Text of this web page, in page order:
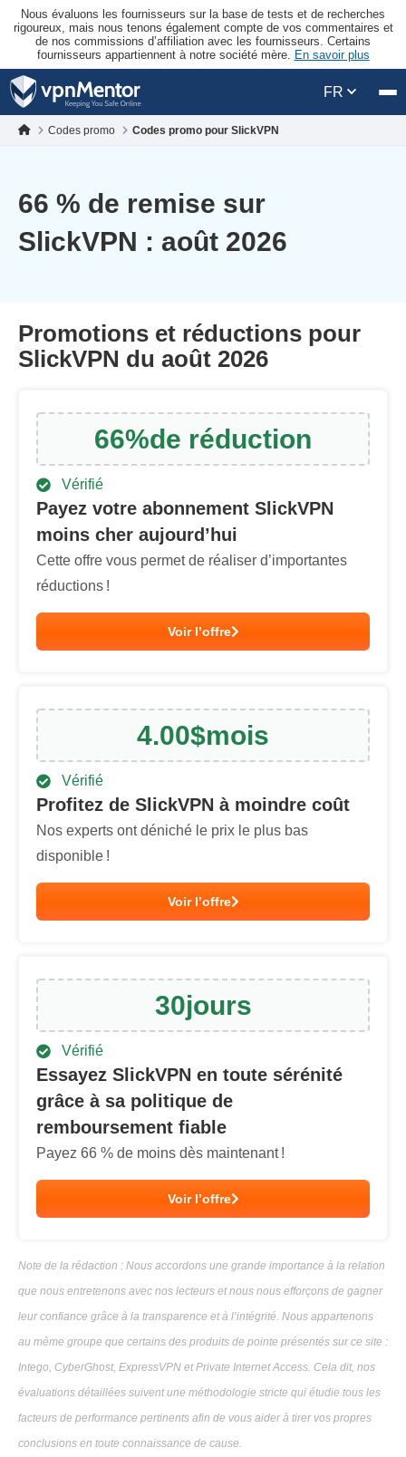
Nous évaluons les fournisseurs sur la base de tests et de recherches
rigoureux, mais nous tenons également compte de vos commentaires et
de nos commissions d’affiliation avec les fournisseurs. Certains
fournisseurs appartiennent à notre société mère. En savoir plus
FR
Codes promo Codes promo pour SlickVPN
66 % de remise sur
SlickVPN : août 2026
Promotions et réductions pour
SlickVPN du août 2026
Note de la rédaction : Nous accordons une grande importance à la relation
que nous entretenons avec nos lecteurs et nous nous efforçons de gagner
leur confiance grâce à la transparence et à l’intégrité. Nous appartenons
au même groupe que certains des produits de pointe présentés sur ce site :
Intego, CyberGhost, ExpressVPN et Private Internet Access. Cela dit, nos
évaluations détaillées suivent une méthodologie stricte qui étudie tous les
facteurs de performance pertinents afin de vous aider à tirer vos propres
conclusions en toute connaissance de cause.
66%de réduction
Vérifié
Payez votre abonnement SlickVPN
moins cher aujourd’hui
Cette offre vous permet de réaliser d’importantes
réductions !
Voir l’offre
4.00$mois
Vérifié
Profitez de SlickVPN à moindre coût
Nos experts ont déniché le prix le plus bas
disponible !
Voir l’offre
30jours
Vérifié
Essayez SlickVPN en toute sérénité
grâce à sa politique de
remboursement fiable
Payez 66 % de moins dès maintenant !
Voir l’offre